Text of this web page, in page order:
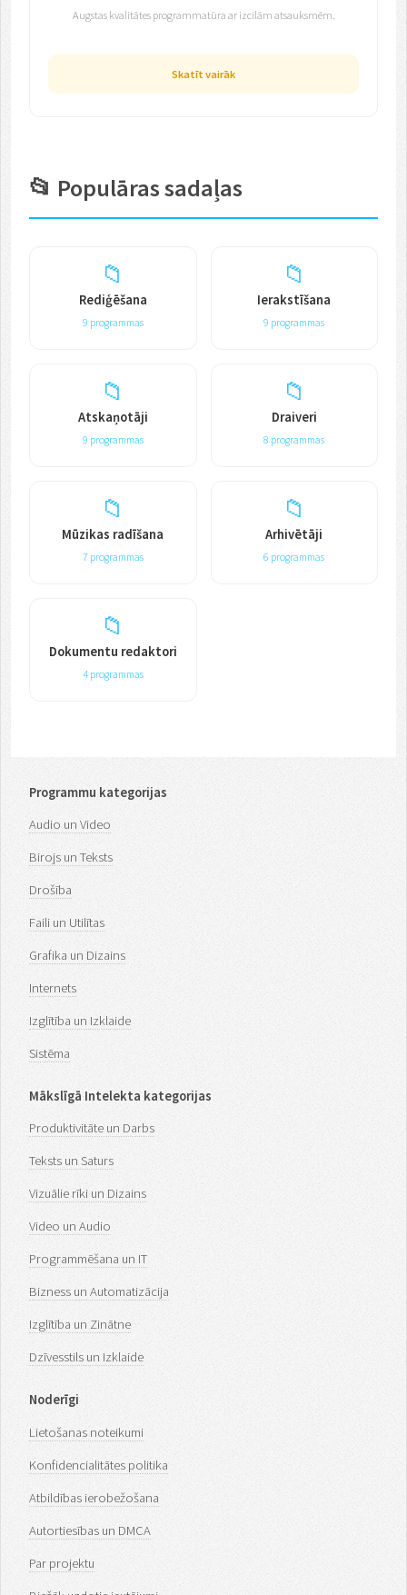
Augstas kvalitātes programmatūra ar izcilām atsauksmēm.
Skatīt vairāk
📂 Populāras sadaļas
📁
Rediģēšana
9 programmas
📁
Ierakstīšana
9 programmas
📁
Atskaņotāji
9 programmas
📁
Draiveri
8 programmas
📁
Mūzikas radīšana
7 programmas
📁
Arhivētāji
6 programmas
📁
Dokumentu redaktori
4 programmas
Programmu kategorijas
Audio un Video
Birojs un Teksts
Drošība
Faili un Utilītas
Grafika un Dizains
Internets
Izglītība un Izklaide
Sistēma
Mākslīgā Intelekta kategorijas
Produktivitāte un Darbs
Teksts un Saturs
Vizuālie rīki un Dizains
Video un Audio
Programmēšana un IT
Bizness un Automatizācija
Izglītība un Zinātne
Dzīvesstils un Izklaide
Noderīgi
Lietošanas noteikumi
Konfidencialitātes politika
Atbildības ierobežošana
Autortiesības un DMCA
Par projektu